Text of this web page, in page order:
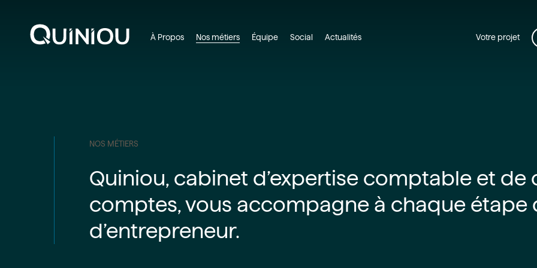
À Propos Nos métiers Équipe Social Actualités Votre projet
NOS MÉTIERS
Quiniou, cabinet d’expertise comptable et
comptes, vous accompagne à chaque étape
d’entrepreneur.